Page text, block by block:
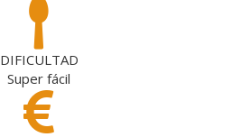
DIFICULTAD
Super fácil